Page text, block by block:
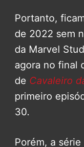
Portanto,
de 2022 sem
da Marvel
agora no final
de Cavaleiro
primeiro
30.
Porém, a